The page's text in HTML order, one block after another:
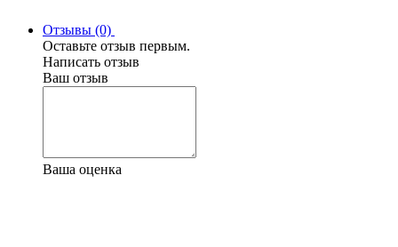
Отзывы (0)
Оставьте отзыв первым.
Написать отзыв
Ваш отзыв
Ваша оценка